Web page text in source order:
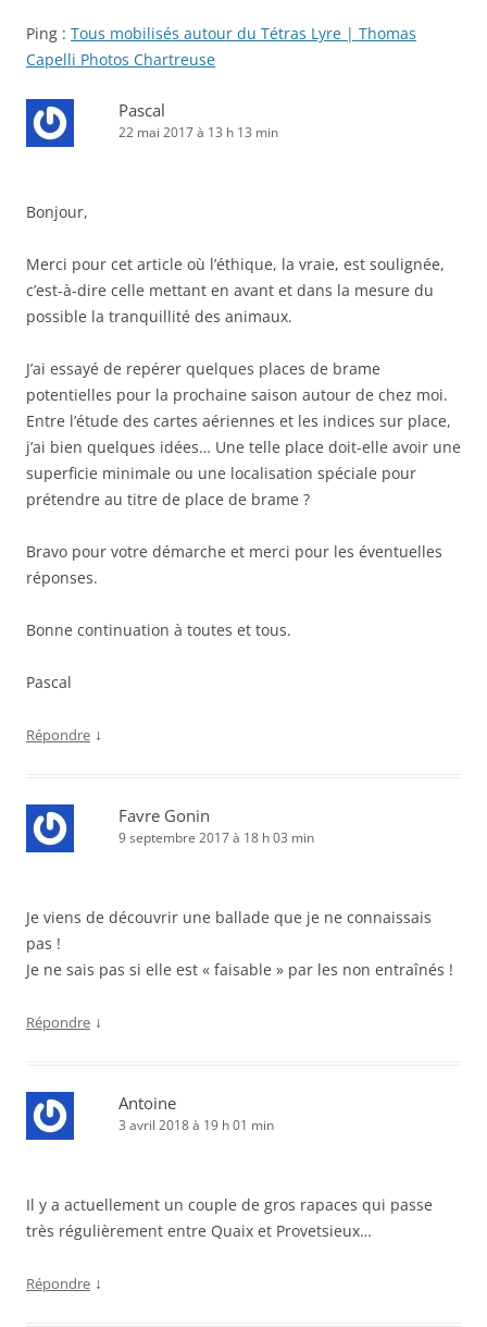
Ping : Tous mobilisés autour du Tétras Lyre | Thomas
Capelli Photos Chartreuse
Pascal
22 mai 2017 à 13 h 13 min
Bonjour,
Merci pour cet article où l’éthique, la vraie, est soulignée,
c’est-à-dire celle mettant en avant et dans la mesure du
possible la tranquillité des animaux.
J’ai essayé de repérer quelques places de brame
potentielles pour la prochaine saison autour de chez moi.
Entre l’étude des cartes aériennes et les indices sur place,
j’ai bien quelques idées… Une telle place doit-elle avoir une
superficie minimale ou une localisation spéciale pour
prétendre au titre de place de brame ?
Bravo pour votre démarche et merci pour les éventuelles
réponses.
Bonne continuation à toutes et tous.
Pascal
Répondre ↓
Favre Gonin
9 septembre 2017 à 18 h 03 min
Je viens de découvrir une ballade que je ne connaissais
pas !
Je ne sais pas si elle est « faisable » par les non entraînés !
Répondre ↓
Antoine
3 avril 2018 à 19 h 01 min
Il y a actuellement un couple de gros rapaces qui passe
très régulièrement entre Quaix et Provetsieux…
Répondre ↓